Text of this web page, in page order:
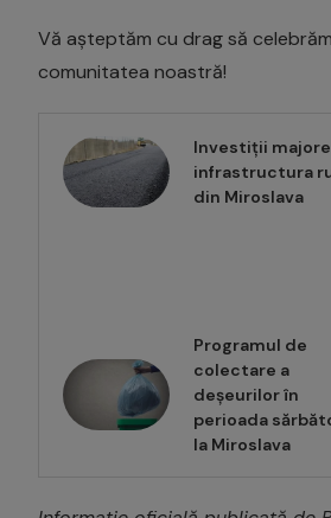
Vă așteptăm cu drag să
comunitatea noastră!
Investiții
infrastructura
din Miroslava
Programul de
colectare a
deșeurilor în
perioada
la Miroslava